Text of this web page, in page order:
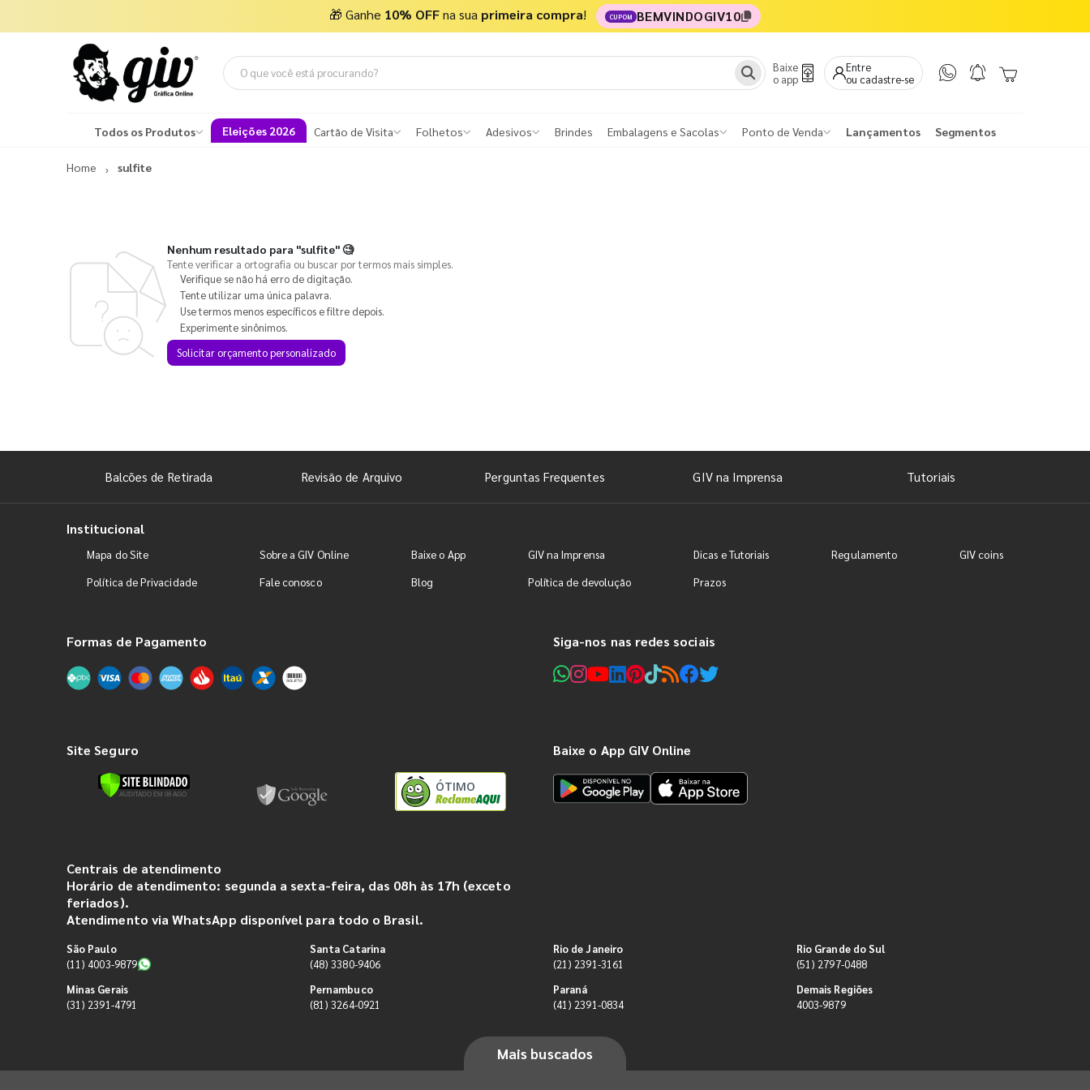
🎁 Ganhe 10% OFFna sua primeira compra! CUPOM BEMVINDOGIV10
Baixe
o app
Entre
ou cadastre-se
Todos os Produtos Eleições 2026 Cartão de Visita Folhetos Adesivos Brindes Embalagens e Sacolas Ponto de Venda Lançamentos Segmentos
Home sulfite
Nenhum resultado para "sulfite"🧐
Tente verificar a ortografia ou buscar por termos mais simples.
Verifique se não há erro de digitação.
Tente utilizar uma única palavra.
Use termos menos específicos e filtre depois.
Experimente sinônimos.
Solicitar orçamento personalizado
Balcões de Retirada Revisão de Arquivo Perguntas Frequentes GIV na Imprensa Tutoriais
Institucional
Mapa do Site Sobre a GIV Online Baixe o App GIV na Imprensa Dicas e Tutoriais Regulamento
GIV coins
Política de Privacidade
Fale conosco Blog Política de devolução Prazos
Formas de Pagamento Siga-nos nas redes sociais
Site Seguro
ÓTIMO
Baixe o App GIV Online
Centrais de atendimento
Horário de atendimento: segunda a sexta-feira, das 08h às 17h (exceto
feriados).
Atendimento via WhatsApp disponível para todo o Brasil.
São Paulo
(11) 4003-9879
Minas Gerais
(31) 2391-4791
Santa Catarina
(48) 3380-9406
Pernambuco
(81) 3264-0921
Rio de Janeiro
(21) 2391-3161
Paraná
(41) 2391-0834
Rio Grande do Sul
(51) 2797-0488
Demais Regiões
4003-9879
Mais buscados